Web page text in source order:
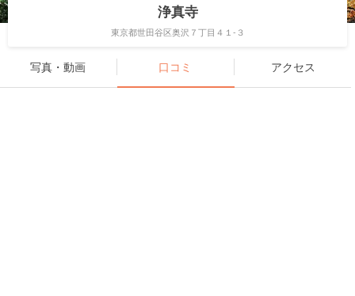
浄真寺
東京都世田谷区奥沢７丁目４１-３
写真・動画 口コミ アクセス